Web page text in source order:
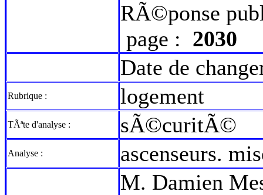
RÃ©ponse
page : 2030
Date de
Rubrique : logement
TÃªte d'analyse : sÃ©curitÃ©
Analyse : ascenseurs.
M. Damien